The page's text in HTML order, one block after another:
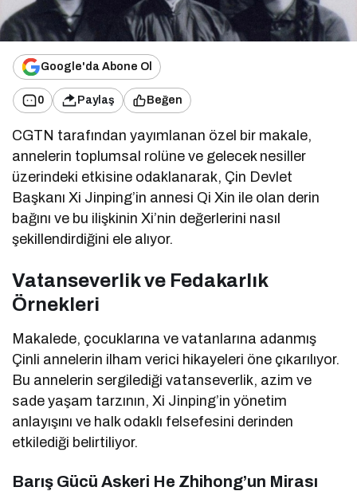
Google'da Abone Ol
0 Paylaş Beğen
CGTN tarafından yayımlanan özel bir makale,
annelerin toplumsal rolüne ve gelecek nesiller
üzerindeki etkisine odaklanarak, Çin Devlet
Başkanı Xi Jinping’in annesi Qi Xin ile olan derin
bağını ve bu ilişkinin Xi’nin değerlerini nasıl
şekillendirdiğini ele alıyor.
Vatanseverlik ve Fedakarlık
Örnekleri
Makalede, çocuklarına ve vatanlarına adanmış
Çinli annelerin ilham verici hikayeleri öne çıkarılıyor.
Bu annelerin sergilediği vatanseverlik, azim ve
sade yaşam tarzının, Xi Jinping’in yönetim
anlayışını ve halk odaklı felsefesini derinden
etkilediği belirtiliyor.
Barış Gücü Askeri He Zhihong’un Mirası